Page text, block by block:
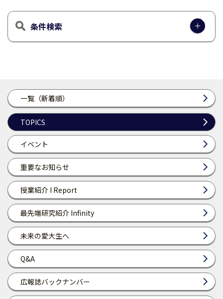
一覧（新着順）
TOPICS
イベント
重要なお知らせ
授業紹介 I Report
最先端研究紹介 Infinity
未来の愛大生へ
Q&A
広報誌バックナンバー
条件検索